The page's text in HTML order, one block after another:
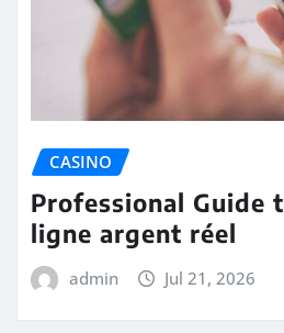
CASINO
Professional Guide
ligne argent réel
admin Jul 21, 2026